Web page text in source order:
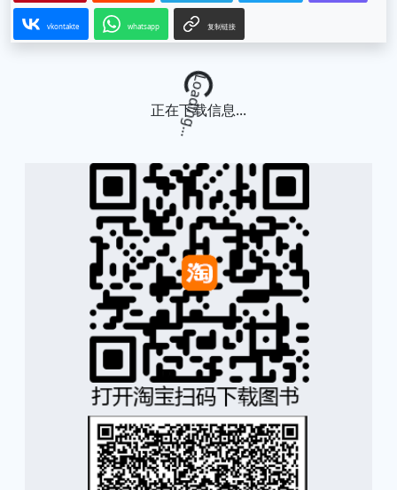
vkontakte whatsapp 复制链接
Loading...
正在下载信息...